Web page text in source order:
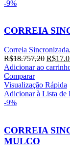
-9%
CORREIA
Correia Sincronizada,
R$18.757,20 R$
Adicionar ao
Comparar
Visualização Rápida
Adicionar à Lista de
-9%
CORREIA
MULCO